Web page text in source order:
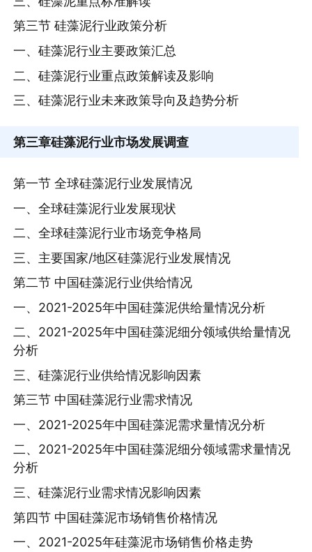
第三节 硅藻泥行业政策分析
一、硅藻泥行业主要政策汇总
二、硅藻泥行业重点政策解读及影响
三、硅藻泥行业未来政策导向及趋势分析
第三章硅藻泥行业市场发展调查
第一节 全球硅藻泥行业发展情况
一、全球硅藻泥行业发展现状
二、全球硅藻泥行业市场竞争格局
三、主要国家/地区硅藻泥行业发展情况
第二节 中国硅藻泥行业供给情况
一、2021-2025年中国硅藻泥供给量情况分析
二、2021-2025年中国硅藻泥细分领域供给量情况
分析
三、硅藻泥行业供给情况影响因素
第三节 中国硅藻泥行业需求情况
一、2021-2025年中国硅藻泥需求量情况分析
二、2021-2025年中国硅藻泥细分领域需求量情况
分析
三、硅藻泥行业需求情况影响因素
第四节 中国硅藻泥市场销售价格情况
一、2021-2025年硅藻泥市场销售价格走势